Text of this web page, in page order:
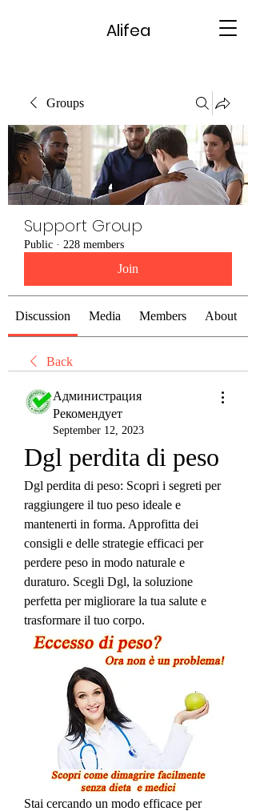
Alifea
Groups
Support Group
Public · 228 members
Join
Discussion Media Members About
Back
Администрация
Рекомендует
September 12, 2023
Dgl perdita di peso
Dgl perdita di peso: Scopri i segreti per
raggiungere il tuo peso ideale e
mantenerti in forma. Approfitta dei
consigli e delle strategie efficaci per
perdere peso in modo naturale e
duraturo. Scegli Dgl, la soluzione
perfetta per migliorare la tua salute e
trasformare il tuo corpo.
Stai cercando un modo efficace per